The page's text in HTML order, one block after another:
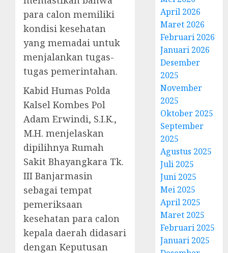
para calon memiliki
kondisi kesehatan
yang memadai untuk
menjalankan tugas-
tugas pemerintahan.
Kabid Humas Polda
Kalsel Kombes Pol
Adam Erwindi, S.I.K.,
M.H. menjelaskan
dipilihnya Rumah
Sakit Bhayangkara Tk.
III Banjarmasin
sebagai tempat
pemeriksaan
kesehatan para calon
kepala daerah didasari
dengan Keputusan
April 2026
Maret 2026
Februari 2026
Januari 2026
Desember
2025
November
2025
Oktober 2025
September
2025
Agustus 2025
Juli 2025
Juni 2025
Mei 2025
April 2025
Maret 2025
Februari 2025
Januari 2025